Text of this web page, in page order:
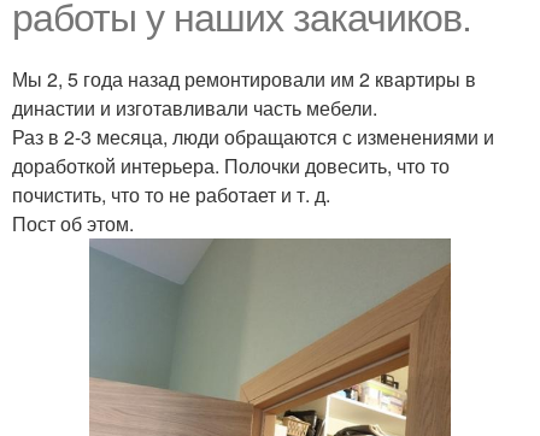
работы у наших закачиков.
Мы 2, 5 года назад ремонтировали им 2 квартиры в
династии и изготавливали часть мебели.
Раз в 2-3 месяца, люди обращаются с изменениями и
доработкой интерьера. Полочки довесить, что то
почистить, что то не работает и т. д.
Пост об этом.